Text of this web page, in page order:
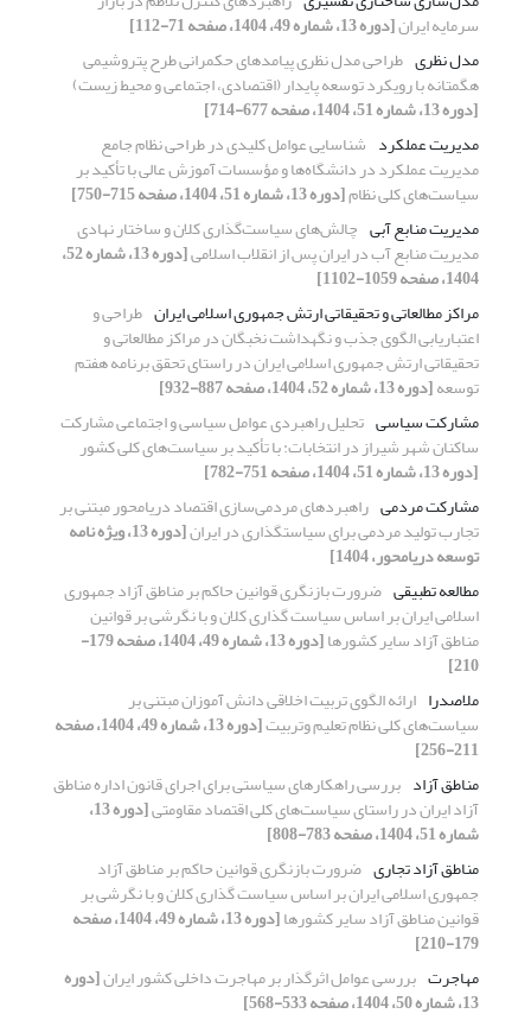
سرمایه ایران[دوره 13، شماره 49، 1404، صفحه 71-112]
مدل نظری طراحی مدل نظری پیامدهای حکمرانی طرح پتروشیمی
هگمتانه با رویکرد توسعه پایدار (اقتصادی، اجتماعی و محیط زیست)
[دوره 13، شماره 51، 1404، صفحه 677-714]
مدیریت عملکرد شناسایی عوامل کلیدی در طراحی نظام جامع
مدیریت عملکرد در دانشگاه‌ها و مؤسسات آموزش عالی با تأکید بر
سیاست‌های کلی نظام[دوره 13، شماره 51، 1404، صفحه 715-750]
مدیریت منابع آبی چالش‌های سیاست‌گذاری کلان و ساختار نهادی
مدیریت منابع آب در ایران پس از انقلاب اسلامی [دوره 13، شماره 52،
1404، صفحه 1059-1102]
مراکز مطالعاتی و تحقیقاتی ارتش جمهوری اسلامی ایران طراحی و
اعتباریابی الگوی جذب و نگهداشت نخبگان در مراکز مطالعاتی و
تحقیقاتی ارتش جمهوری اسلامی ایران در راستای تحقق برنامه هفتم
توسعه[دوره 13، شماره 52، 1404، صفحه 887-932]
مشارکت سیاسی تحلیل راهبردی عوامل سیاسی و اجتماعی مشارکت
ساکنان شهر شیراز در انتخابات: با تأکید بر سیاست‌های کلی کشور
[دوره 13، شماره 51، 1404، صفحه 751-782]
مشارکت مردمی راهبردهای مردمی‌سازی اقتصاد دریامحور مبتنی بر
تجارب تولید مردمی برای سیاستگذاری در ایران [دوره 13، ویژه نامه
توسعه دریامحور، 1404]
مطالعه تطبیقی ضرورت بازنگری قوانین حاکم بر مناطق آزاد جمهوری
اسلامی ایران بر اساس سیاست گذاری کلان و با نگرشی بر قوانین
مناطق آزاد سایر کشورها [دوره 13، شماره 49، 1404، صفحه 179-
210]
ملاصدرا ارائه الگوی تربیت اخلاقی دانش آموزان مبتنی بر
سیاست‌های کلی نظام تعلیم وتربیت [دوره 13، شماره 49، 1404، صفحه
211-256]
مناطق آزاد بررسی راهکارهای سیاستی برای اجرای قانون اداره مناطق
آزاد ایران در راستای سیاست‌های کلی اقتصاد مقاومتی [دوره 13،
شماره 51، 1404، صفحه 783-808]
مناطق آزاد تجاری ضرورت بازنگری قوانین حاکم بر مناطق آزاد
جمهوری اسلامی ایران بر اساس سیاست گذاری کلان و با نگرشی بر
قوانین مناطق آزاد سایر کشورها [دوره 13، شماره 49، 1404، صفحه
179-210]
مهاجرت بررسی عوامل اثرگذار بر مهاجرت داخلی کشور ایران[دوره
13، شماره 50، 1404، صفحه 533-568]